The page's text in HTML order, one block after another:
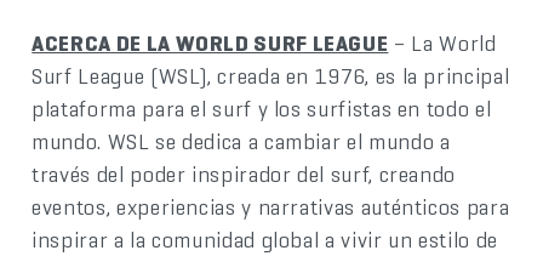
ACERCA DE LA WORLD SURF LEAGUE – La World
Surf League (WSL), creada en 1976, es la principal
plataforma para el surf y los surfistas en todo el
mundo. WSL se dedica a cambiar el mundo a
través del poder inspirador del surf, creando
eventos, experiencias y narrativas auténticos para
inspirar a la comunidad global a vivir un estilo de